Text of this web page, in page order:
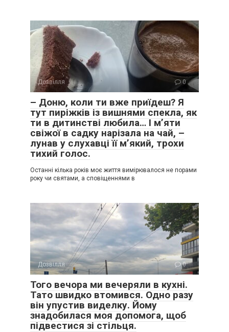
Дозвілля 0
– Доню, коли ти вже приїдеш? Я
тут пиріжків із вишнями спекла, як
ти в дитинстві любила… І м’яти
свіжої в садку нарізала на чай, –
лунав у слухавці її м’який, трохи
тихий голос.
Останні кілька років моє життя вимірювалося не порами
року чи святами, а сповіщеннями в
Дозвілля 0
Того вечора ми вечеряли в кухні.
Тато швидко втомився. Одно разу
він упустив виделку. Йому
знадобилася моя допомога, щоб
підвестися зі стільця.